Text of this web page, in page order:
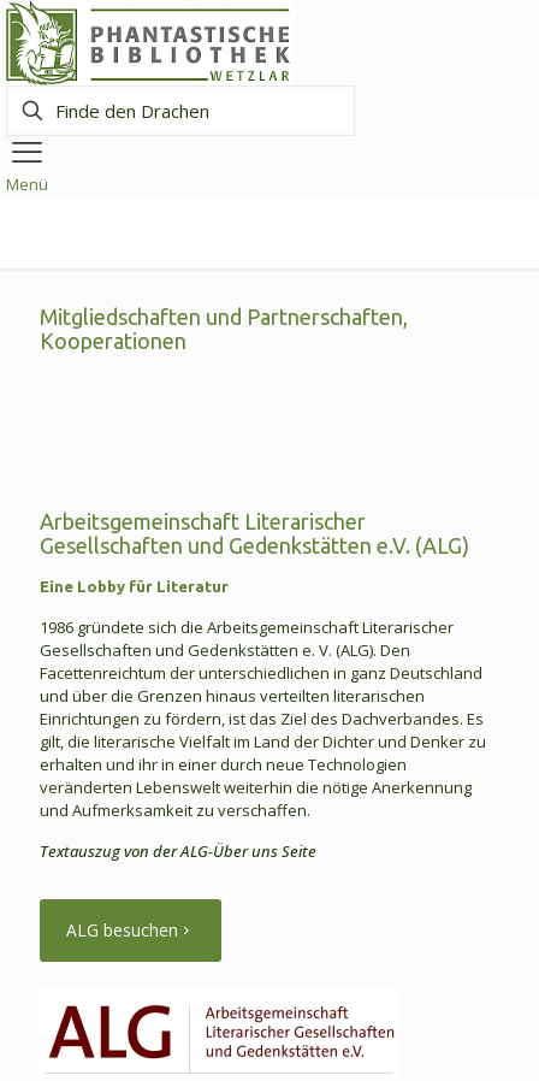
den
Drachen
Menü
Mitgliedschaften und Partnerschaften,
Kooperationen
Arbeitsgemeinschaft Literarischer
Gesellschaften und Gedenkstätten e.V. (ALG)
Eine Lobby für Literatur
1986 gründete sich die Arbeitsgemeinschaft Literarischer
Gesellschaften und Gedenkstätten e. V. (ALG). Den
Facettenreichtum der unterschiedlichen in ganz Deutschland
und über die Grenzen hinaus verteilten literarischen
Einrichtungen zu fördern, ist das Ziel des Dachverbandes. Es
gilt, die literarische Vielfalt im Land der Dichter und Denker zu
erhalten und ihr in einer durch neue Technologien
veränderten Lebenswelt weiterhin die nötige Anerkennung
und Aufmerksamkeit zu verschaffen.
Textauszug von der ALG-Über uns Seite
ALG besuchen